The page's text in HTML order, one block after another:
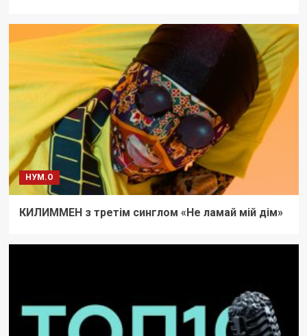
НУМ.О
КИЛИММЕН з третім синглом «Не ламай мій дім»